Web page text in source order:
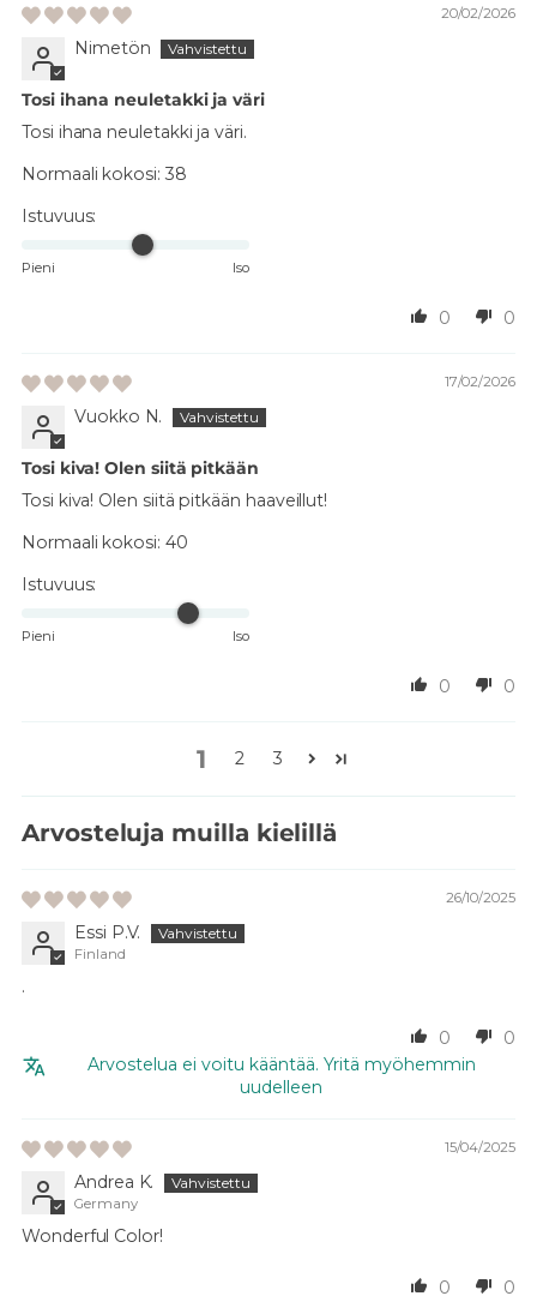
20/02/2026
Nimetön
Tosi ihana neuletakki ja väri
Tosi ihana neuletakki ja väri.
Normaali kokosi: 38
Istuvuus:
Pieni Iso
0 0
17/02/2026
Vuokko N.
Tosi kiva! Olen siitä pitkään
Tosi kiva! Olen siitä pitkään haaveillut!
Normaali kokosi: 40
Istuvuus:
Pieni Iso
0 0
1 2 3
Arvosteluja muilla kielillä
26/10/2025
Essi P.V.
Finland
.
0
0
Arvostelua ei voitu kääntää. Yritä myöhemmin
uudelleen
15/04/2025
Andrea K.
Germany
Wonderful Color!
0
0